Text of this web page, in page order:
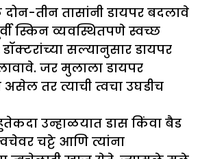
दोन-तीन तासांनी डायपर बदलावे
स्किन व्यवस्थितपणे स्वच्छ
सल्यानुसार डायपर
जर मुलाला डायपर
असेल तर त्याची त्वचा उघडीच
उन्हाळयात डास किंवा बैड
चट्टे आणि त्यांना